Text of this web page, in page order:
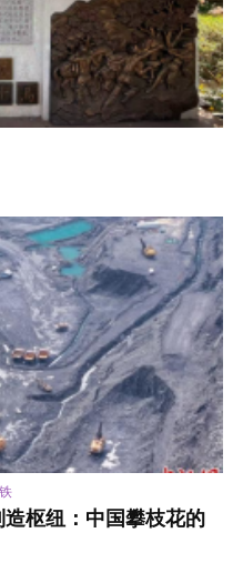
枢纽：中国攀枝花的